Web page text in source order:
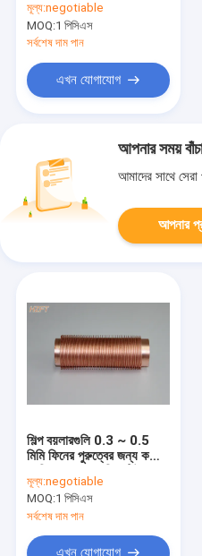
ব্যাস
মূল্য:negotiable
MOQ:1 পিসিএস
সর্বশেষ দাম পান
এখন যোগাযোগ
আপনার সময়
আমাদের সাথে
আপনার
শিল্প বয়লারগুলি 0.3 ~ 0.5
মিমি ফিনের পুরুত্বের জন্য কম্পন
মূল্য:negotiable
MOQ:1 পিসিএস
সর্বশেষ দাম পান